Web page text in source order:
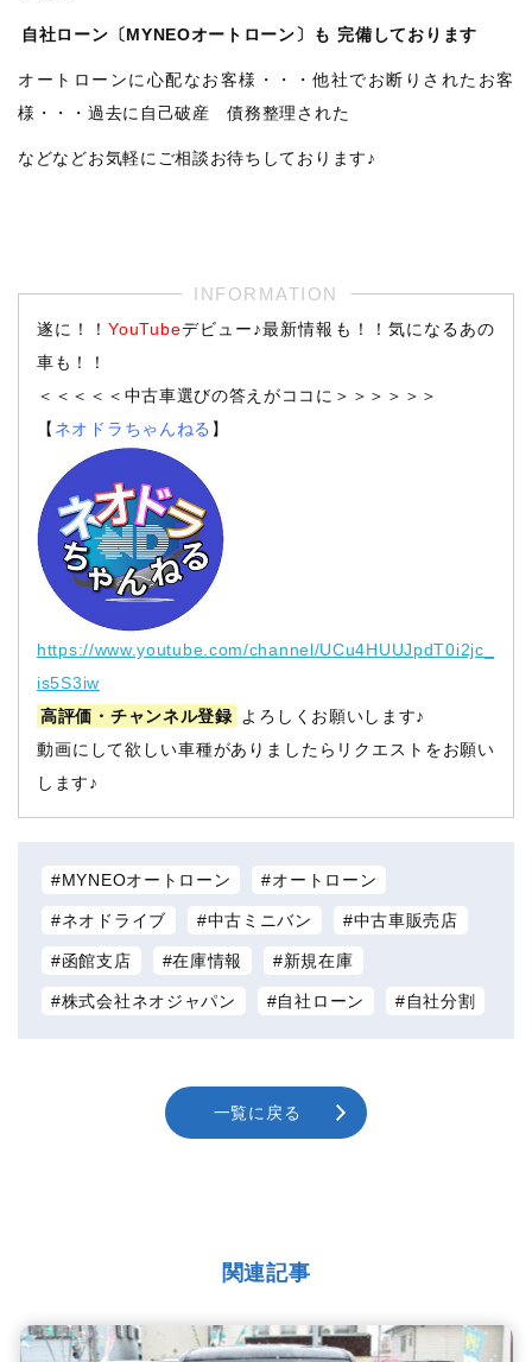
自社ローン〔MYNEOオートローン〕も 完備しております
オートローンに心配なお客様・・・他社でお断りされたお客
様・・・過去に自己破産 債務整理された
などなどお気軽にご相談お待ちしております♪
遂に！！YouTubeデビュー♪最新情報も！！気になるあの
車も！！
＜＜＜＜＜中古車選びの答えがココに＞＞＞＞＞＞
【 ネオドラちゃんねる 】
https://www.youtube.com/channel/UCu4HUUJpdT0i2jc_
is5S3iw
高評価・チャンネル登録
よろしくお願いします♪
動画にして欲しい車種がありましたらリクエストをお願い
します♪
MYNEOオートローン オートローン
ネオドライブ 中古ミニバン 中古車販売店
函館支店 在庫情報 新規在庫
株式会社ネオジャパン 自社ローン 自社分割
一覧に戻る
関連記事